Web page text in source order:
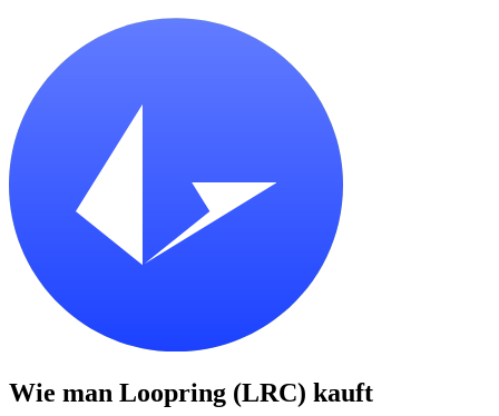
Wie man Loopring (LRC) kauft